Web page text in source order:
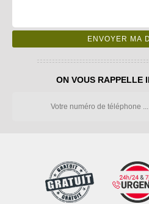
ON VOUS RAPPELLE